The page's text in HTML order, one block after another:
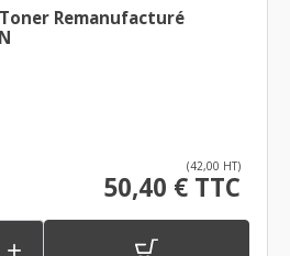
Remanufacturé
(42,00 HT)
50,40 € TTC
